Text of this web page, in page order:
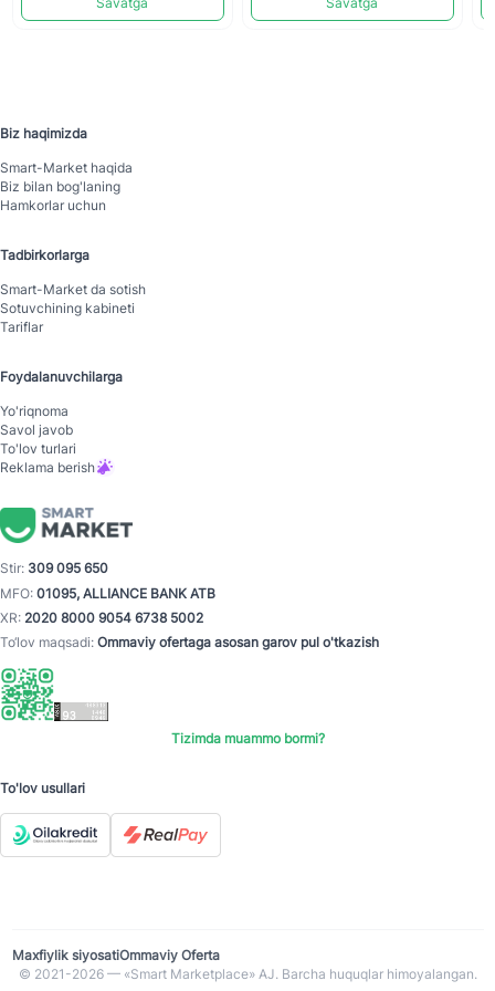
Biz haqimizda
Smart-Mаrket haqida
Biz bilan bog'laning
Hamkorlar uchun
Tadbirkorlarga
Smart-Mаrket da sotish
Sotuvchining kabineti
Tariflar
Foydalanuvchilarga
Yo'riqnoma
Savol javob
To'lov turlari
Reklama berish
Stir: 309 095 650
MFO: 01095, ALLIANCE BANK ATB
XR: 2020 8000 9054 6738 5002
To‘lov maqsadi: Ommaviy ofertaga asosan garov pul o'tkazish
Tizimda muammo bormi?
To'lov usullari
Maxfiylik siyosatiOmmaviy Oferta
© 2021-2026 — «Smart Marketplace» AJ. Barcha huquqlar himoyalangan.